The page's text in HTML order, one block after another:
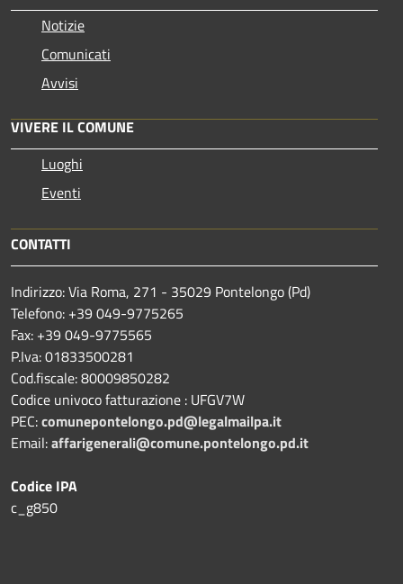
Notizie
Comunicati
Avvisi
VIVERE IL COMUNE
Luoghi
Eventi
CONTATTI
Indirizzo: Via Roma, 271 - 35029 Pontelongo (Pd)
Telefono: +39 049-9775265
Fax: +39 049-9775565
P.Iva: 01833500281
Cod.fiscale: 80009850282
Codice univoco fatturazione : UFGV7W
PEC:comunepontelongo.pd@legalmailpa.it
Email:affarigenerali@comune.pontelongo.pd.it
Codice IPA
c_g850